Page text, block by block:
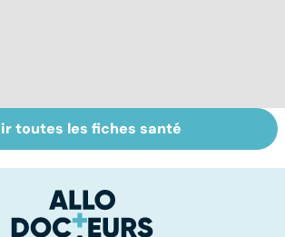
: nos
Perturbateurs
endocriniens :
notre santé
toutes les fiches santé